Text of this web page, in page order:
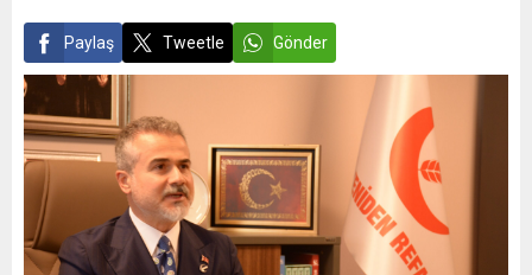
Paylaş Tweetle Gönder